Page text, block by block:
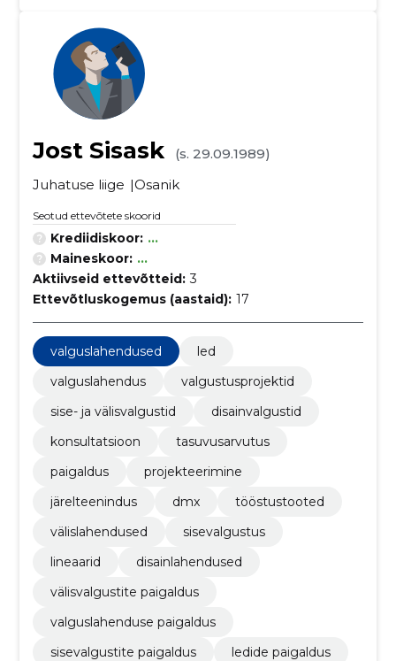
Jost Sisask
(s. 29.09.1989)
Juhatuse liige
Osanik
Seotud ettevõtete skoorid
Krediidiskoor: ...
Maineskoor: ...
Aktiivseid ettevõtteid: 3
Ettevõtluskogemus (aastaid): 17
valguslahendused
led
valguslahendus
valgustusprojektid
sise- ja välisvalgustid
disainvalgustid
konsultatsioon
tasuvusarvutus
paigaldus
projekteerimine
järelteenindus
dmx
tööstustooted
välislahendused
sisevalgustus
lineaarid
disainlahendused
välisvalgustite paigaldus
valguslahenduse paigaldus
sisevalgustite paigaldus
ledide paigaldus